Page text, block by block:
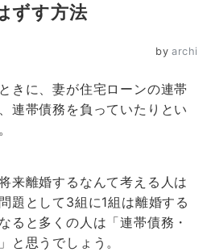
ずす方法
by archi
きに、妻が住宅ローンの連帯
連帯債務を負っていたりとい
来離婚するなんて考える人は
題として3組に1組は離婚する
ると多くの人は「連帯債務・
と思うでしょう。